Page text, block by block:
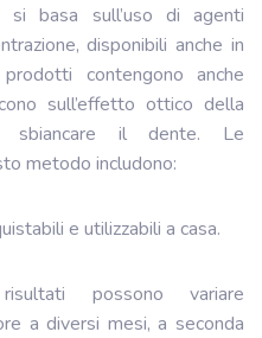
si basa sull’uso di agenti
disponibili anche in
contengono anche
sull’effetto ottico della
sbiancare il dente. Le
metodo includono:
e utilizzabili a casa.
possono variare
a diversi mesi, a seconda